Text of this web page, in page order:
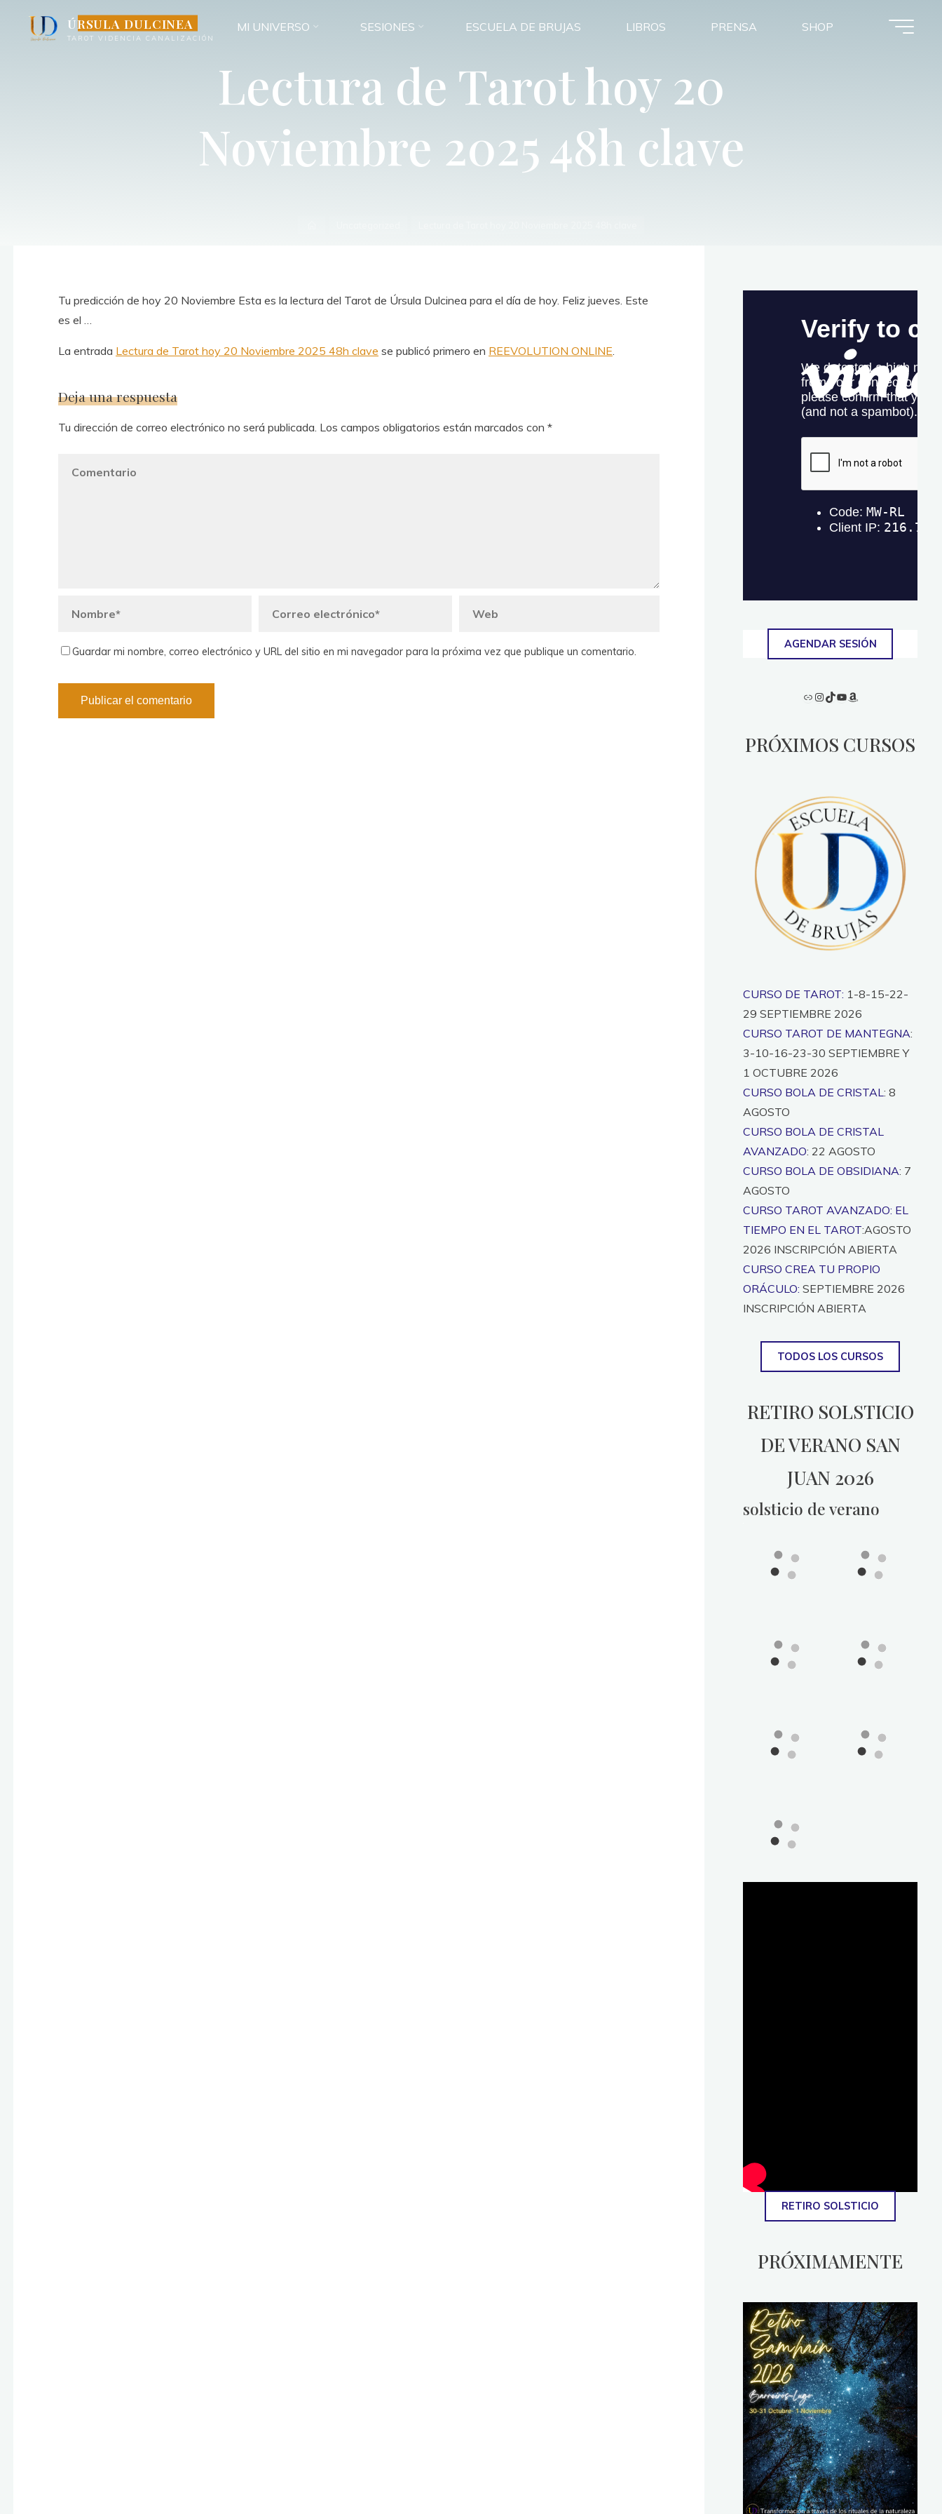
ÚRSULA DULCINEA
TAROT VIDENCIA CANALIZACIÓN
MI UNIVERSO SESIONES ESCUELA DE BRUJAS LIBROS PRENSA SHOP
Lectura de Tarot hoy 20
Noviembre 2025 48h clave
Tu predicción de hoy 20 Noviembre Esta es la lectura del Tarot de Úrsula Dulcinea para el día de hoy. Feliz jueves. Este
es el …
La entrada Lectura de Tarot hoy 20 Noviembre 2025 48h clave se publicó primero en REEVOLUTION ONLINE.
Deja una respuesta
Tu dirección de correo electrónico no será publicada. Los campos obligatorios están marcados con *
Guardar mi nombre, correo electrónico y URL del sitio en mi navegador para la próxima vez que publique un comentario.
AGENDAR SESIÓN
Enlace
Instagram
TikTok
YouTube
Amazon
PRÓXIMOS CURSOS
CURSO DE TAROT: 1-8-15-22-
29 SEPTIEMBRE 2026
CURSO TAROT DE MANTEGNA:
3-10-16-23-30 SEPTIEMBRE Y
1 OCTUBRE 2026
CURSO BOLA DE CRISTAL: 8
AGOSTO
CURSO BOLA DE CRISTAL
AVANZADO: 22 AGOSTO
CURSO BOLA DE OBSIDIANA: 7
AGOSTO
CURSO TAROT AVANZADO: EL
TIEMPO EN EL TAROT:AGOSTO
2026 INSCRIPCIÓN ABIERTA
CURSO CREA TU PROPIO
ORÁCULO: SEPTIEMBRE 2026
INSCRIPCIÓN ABIERTA
TODOS LOS CURSOS
RETIRO SOLSTICIO
DE VERANO SAN
JUAN 2026
solsticio de verano
RETIRO SOLSTICIO
PRÓXIMAMENTE